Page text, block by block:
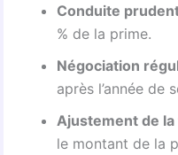
Conduite
% de la prime.
Négociation
après l’année de
Ajustement de
le montant de la